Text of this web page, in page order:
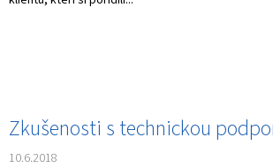
Zkušenosti s technickou
10.6.2018